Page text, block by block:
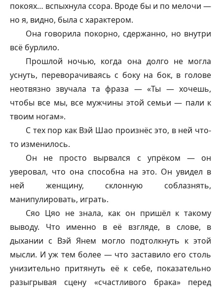
покоях… вспыхнула ссора. Вроде бы и по мелочи —
но я, видно, была с характером.
Она говорила покорно, сдержанно, но внутри
всё бурлило.
Прошлой ночью, когда она долго не могла
уснуть, переворачиваясь с боку на бок, в голове
неотвязно звучала та фраза — «Ты — хочешь,
чтобы все мы, все мужчины этой семьи — пали к
твоим ногам».
С тех пор как Вэй Шао произнёс это, в ней что-
то изменилось.
Он не просто вырвался с упрёком — он
уверовал, что она способна на это. Он увидел в
ней женщину, склонную соблазнять,
манипулировать, играть.
Сяо Цяо не знала, как он пришёл к такому
выводу. Что именно в её взгляде, в слове, в
дыхании с Вэй Янем могло подтолкнуть к этой
мысли. И уж тем более — что заставило его столь
унизительно притянуть её к себе, показательно
разыгрывая сцену «счастливого брака» перед